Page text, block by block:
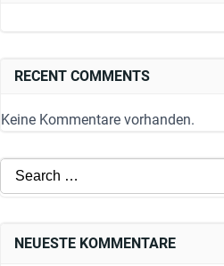
RECENT COMMENTS
Keine Kommentare vorhanden.
Search
for:
NEUESTE KOMMENTARE